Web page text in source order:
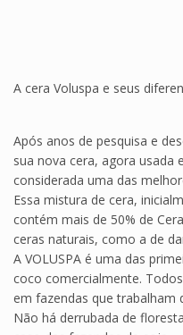
A cera Voluspa e seus
Após anos de pesquisa e
sua nova cera, agora
considerada uma das
Essa mistura de cera,
contém mais de 50% de
ceras naturais, como a de
A VOLUSPA é uma das
coco comercialmente.
em fazendas que trabalham
Não há derrubada de